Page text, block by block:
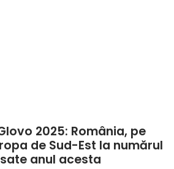
2025: România, pe
de Sud-Est la numărul
anul acesta